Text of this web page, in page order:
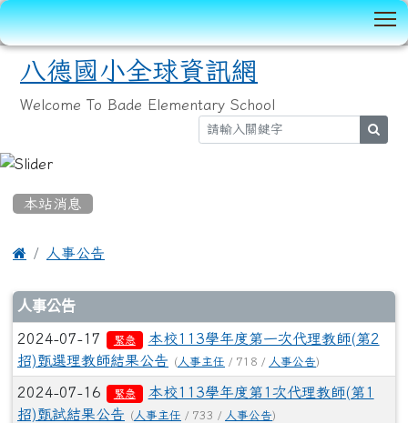
八德國小全球資訊網
Welcome To Bade Elementary School
本站消息
 人事公告
文章列表
人事公告
2024-07-17 緊急
本校113學年度第一次代理教師(第2
招)甄選理教師結果公告
( 人事主任 / 718 / 人事公告)
2024-07-16 緊急
本校113學年度第1次代理教師(第1
招)甄試結果公告
( 人事主任 / 733 / 人事公告)